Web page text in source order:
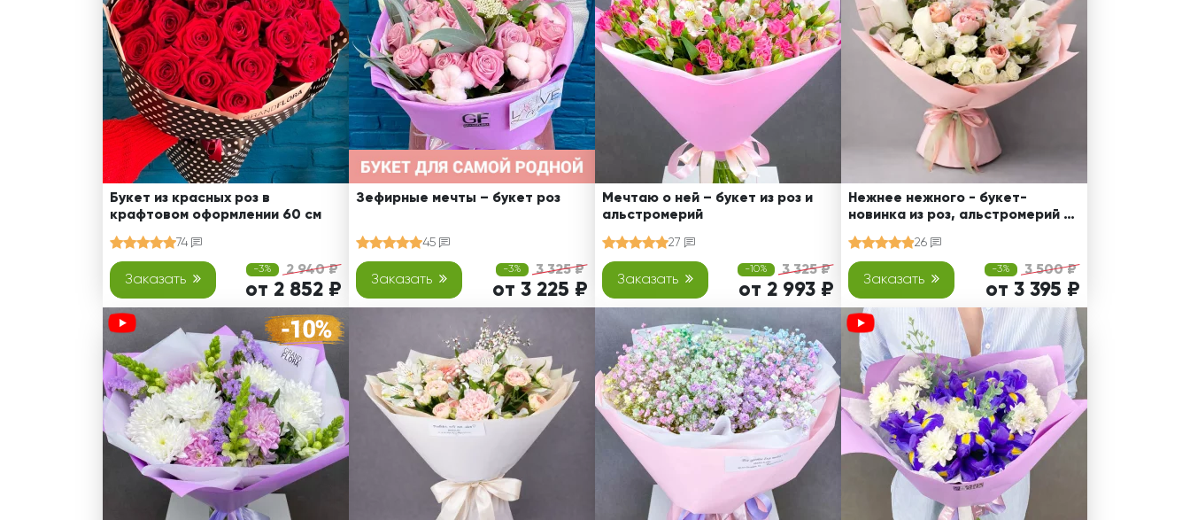
Розы поштучно
5 роз
7 роз
11 роз
15 роз
25 роз
51 роза
101 роза
Розы Гран-При
Корзины с розами
Кустовые розы
Миксы из роз
Сердца из роз
Монобукеты
Разноцветные
Эксклюзивные букеты
Смешанные
Хризантемы
Эустома
Свадьба
Свидание
Спасибо!
Юбилей
Подруге
Сестре
Брату
Врачу
Коллеге
Бабушке
Дедушке
Букет из красных роз в
крафтовом оформлении 60 см
74
Заказать
-3% 2 940 ₽
от 2 852 ₽
Зефирные мечты – букет роз
45
Заказать
-3% 3 325 ₽
от 3 225 ₽
Мечтаю о ней – букет из роз и
альстромерий
27
Заказать
-10% 3 325 ₽
от 2 993 ₽
Нежнее нежного - букет-
новинка из роз, альстромерий и
26
Заказать
-3% 3 500 ₽
от 3 395 ₽